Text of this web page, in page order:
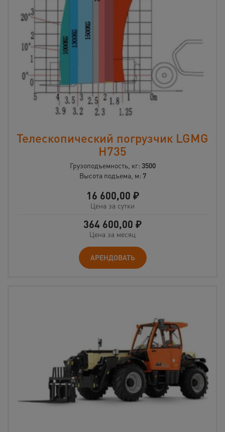
Телескопический погрузчик LGMG
H735
Грузоподъемность, кг: 3500
Высота подъема, м: 7
16 600,00 ₽
Цена за сутки
364 600,00 ₽
Цена за месяц
АРЕНДОВАТЬ